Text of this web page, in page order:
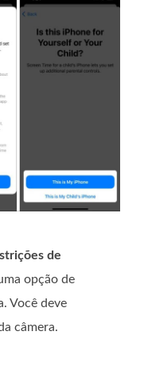
de
opção de
Você deve
câmera.